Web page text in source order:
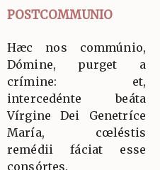
POSTCOMMUNIO
Hæc nos commúnio,
Dómine, purget a
crímine: et,
intercedénte beáta
Vírgine Dei Genetríce
María, cœléstis
remédii fáciat esse
consórtes.